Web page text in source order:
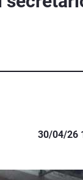
30/04/26